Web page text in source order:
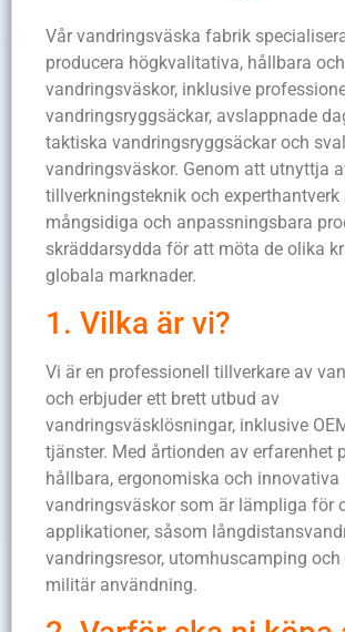
Vår vandringsväska fabrik
producera högkvalitativa, hållbara
vandringsväskor, inklusive
vandringsryggsäckar, avslappnade
taktiska vandringsryggsäckar och
vandringsväskor. Genom att utnyttja
tillverkningsteknik och experthantverk
mångsidiga och anpassningsbara
skräddarsydda för att möta de olika
globala marknader.
1. Vilka är vi?
Vi är en professionell tillverkare av
och erbjuder ett brett utbud av
vandringsväsklösningar, inklusive
tjänster. Med årtionden av erfarenhet
hållbara, ergonomiska och innovativa
vandringsväskor som är lämpliga för
applikationer, såsom
vandringsresor, utomhuscamping
militär användning.